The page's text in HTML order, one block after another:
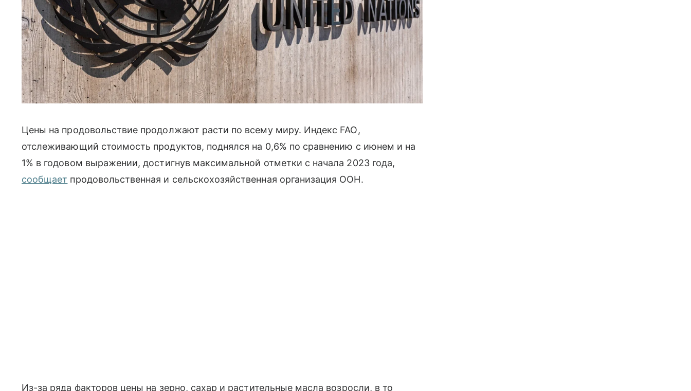
Цены на продовольствие продолжают расти по всему миру. Индекс FAO,
отслеживающий стоимость продуктов, поднялся на 0,6% по сравнению с июнем и на
1% в годовом выражении, достигнув максимальной отметки с начала 2023 года,
сообщает продовольственная и сельскохозяйственная организация ООН.
Из-за ряда факторов цены на зерно, сахар и растительные масла возросли, в то